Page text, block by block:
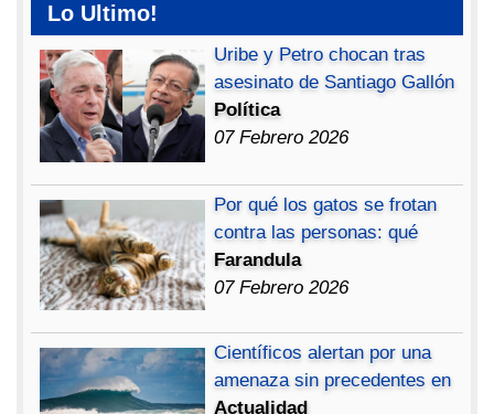
Lo Ultimo!
Uribe y Petro chocan tras
asesinato de Santiago Gallón
Política
07 Febrero 2026
Por qué los gatos se frotan
contra las personas: qué
Farandula
07 Febrero 2026
Científicos alertan por una
amenaza sin precedentes en
Actualidad